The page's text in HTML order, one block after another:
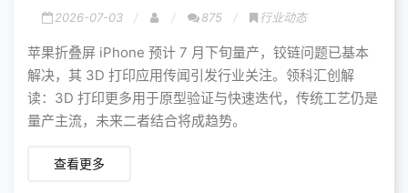
2026-07-03 875 行业动态
苹果折叠屏 iPhone 预计 7 月下旬量产，铰链问题已基本
解决，其 3D 打印应用传闻引发行业关注。领科汇创解
读：3D 打印更多用于原型验证与快速迭代，传统工艺仍是
量产主流，未来二者结合将成趋势。
查看更多